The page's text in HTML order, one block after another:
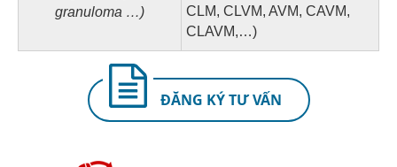
granuloma …)
CLM, CLVM, AVM, CAVM,
CLAVM,…)
ĐĂNG KÝ TƯ VẤN